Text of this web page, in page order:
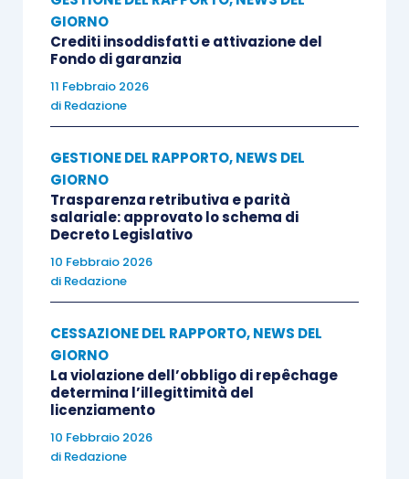
GIORNO
Crediti insoddisfatti e attivazione del
Fondo di garanzia
11 Febbraio 2026
di Redazione
GESTIONE DEL RAPPORTO,NEWS DEL
GIORNO
Trasparenza retributiva e parità
salariale: approvato lo schema di
Decreto Legislativo
10 Febbraio 2026
di Redazione
CESSAZIONE DEL RAPPORTO,NEWS DEL
GIORNO
La violazione dell’obbligo di repêchage
determina l’illegittimità del
licenziamento
10 Febbraio 2026
di Redazione